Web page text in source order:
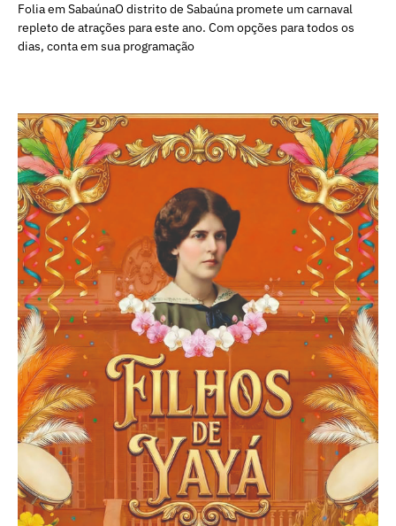
Folia em SabaúnaO distrito de Sabaúna promete um carnaval
repleto de atrações para este ano. Com opções para todos os
dias, conta em sua programação